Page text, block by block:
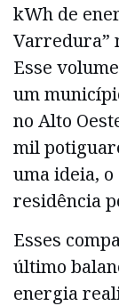
kWh de
Varredura”
Esse
um
no Alto
mil
uma ideia,
residência
Esses
último
energia